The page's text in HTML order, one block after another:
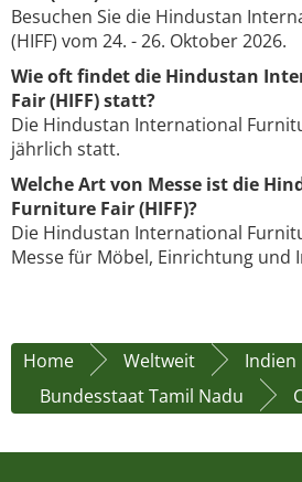
Besuchen Sie die Hindustan
(HIFF) vom 24. - 26. Oktober 2026.
Wie oft findet die Hindustan
Fair (HIFF) statt?
Die Hindustan International
jährlich statt.
Welche Art von Messe ist die
Furniture Fair (HIFF)?
Die Hindustan International
Messe für Möbel, Einrichtung und
Home Weltweit
Indien
Bundesstaat Tamil Nadu